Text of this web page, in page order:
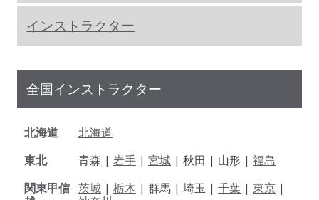
インストラクター
全国インストラクター
北海道
北海道
東北
青森 | 岩手 | 宮城 | 秋田 | 山形 | 福島
関東甲信 茨城 | 栃木 | 群馬 | 埼玉 | 千葉 | 東京 |